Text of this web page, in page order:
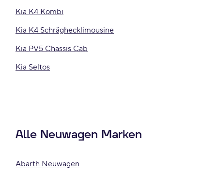
Kia K4 Kombi
Kia K4 Schräghecklimousine
Kia PV5 Chassis Cab
Kia Seltos
Alle Neuwagen Marken
Abarth Neuwagen